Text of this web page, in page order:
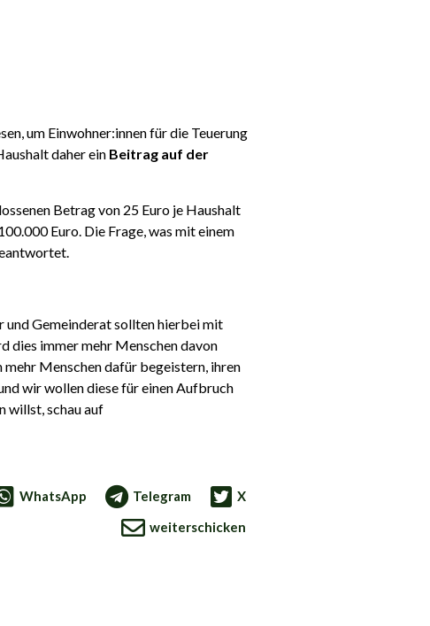
um Einwohner:innen für die Teuerung
daher ein Beitrag auf der
Betrag von 25 Euro je Haushalt
Euro. Die Frage, was mit einem
Gemeinderat sollten hierbei mit
dies immer mehr Menschen davon
Menschen dafür begeistern, ihren
wir wollen diese für einen Aufbruch
willst, schau auf
WhatsApp Telegram
X
weiterschicken